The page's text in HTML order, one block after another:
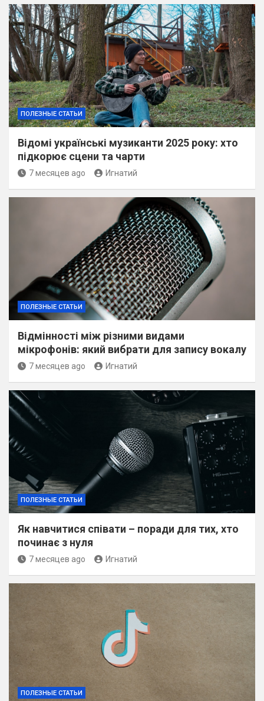
h
ПОЛЕЗНЫЕ СТАТЬИ
Відомі українські музиканти 2025 року: хто
підкорює сцени та чарти
7 месяцев ago Игнатий
ПОЛЕЗНЫЕ СТАТЬИ
Відмінності між різними видами
мікрофонів: який вибрати для запису вокалу
7 месяцев ago Игнатий
ПОЛЕЗНЫЕ СТАТЬИ
Як навчитися співати – поради для тих, хто
починає з нуля
7 месяцев ago Игнатий
ПОЛЕЗНЫЕ СТАТЬИ